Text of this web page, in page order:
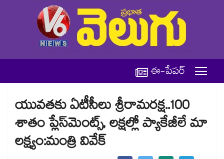
ఈ-పేపర్
యువతకు ఏటీసీలు శ్రీరామరక్ష..100
శాతం ప్లేస్‌‌‌‌మెంట్స్‌‌‌‌, లక్షల్లో ప్యాకేజీలే మా
లక్ష్యం:మంత్రి వివేక్